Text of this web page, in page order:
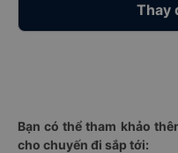
Thay
Bạn có thể tham khảo
cho chuyến đi sắp tới: